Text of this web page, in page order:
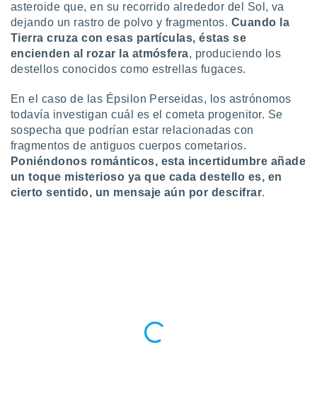
publicidad
de
1199
asteroide que, en su recorrido alrededor del Sol, va
dejando un rastro de polvo y fragmentos. Cuando la
Tierra cruza con esas partículas, éstas se
encienden al rozar la atmósfera, produciendo los
destellos conocidos como estrellas fugaces.
En el caso de las Épsilon Perseidas, los astrónomos
todavía investigan cuál es el cometa progenitor. Se
sospecha que podrían estar relacionadas con
fragmentos de antiguos cuerpos cometarios.
Poniéndonos románticos, esta incertidumbre añade
un toque misterioso ya que cada destello es, en
cierto sentido, un mensaje aún por descifrar.